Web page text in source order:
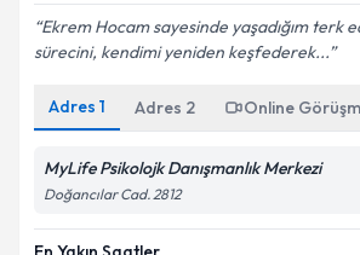
Ekrem Hocam sayesinde yaşadığım terk
sürecini, kendimi yeniden keşfederek...
Adres 1 Adres 2 Online
MyLife Psikolojk Danışmanlık Merkezi
Doğancılar Cad. 2812